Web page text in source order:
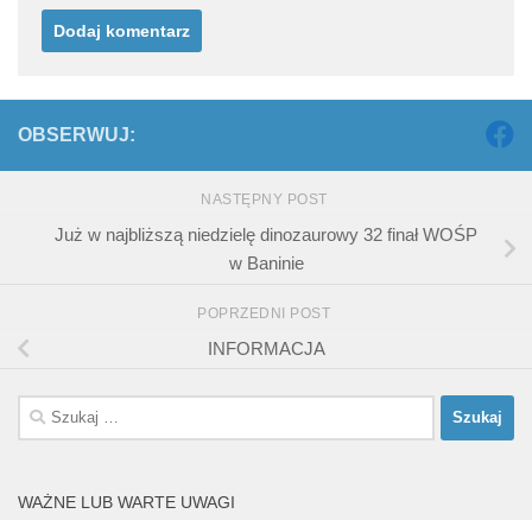
OBSERWUJ:
NASTĘPNY POST
Już w najbliższą niedzielę dinozaurowy 32 finał WOŚP
w Baninie
POPRZEDNI POST
INFORMACJA
Szukaj:
WAŻNE LUB WARTE UWAGI